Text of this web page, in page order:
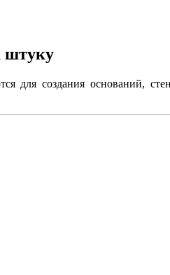
штуку
для создания оснований,